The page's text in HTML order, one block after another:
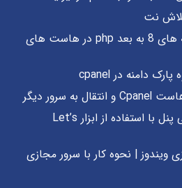
اطلاعیه | پشتیبانی از نسخه های 8 به بعد php در هاست های
آموزش فعالسازی ssl در سی پنل با استفاده از ابزار Let’s
ویندوز | نحوه کار با سرور مجازی